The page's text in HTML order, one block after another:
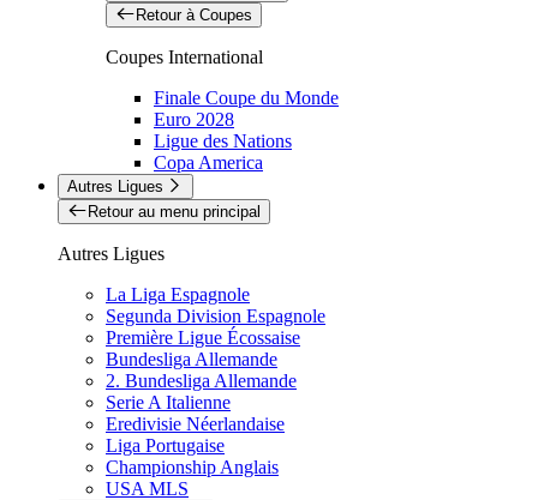
Retour à Coupes
Coupes International
Finale Coupe du Monde
Euro 2028
Ligue des Nations
Copa America
Autres Ligues
Retour au menu principal
Autres Ligues
La Liga Espagnole
Segunda Division Espagnole
Première Ligue Écossaise
Bundesliga Allemande
2. Bundesliga Allemande
Serie A Italienne
Eredivisie Néerlandaise
Liga Portugaise
Championship Anglais
USA MLS